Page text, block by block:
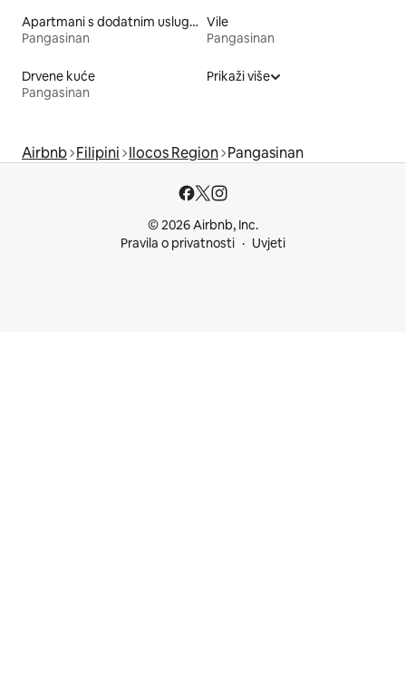
Apartmani s dodatnim uslugama
Pangasinan
Vile
Pangasinan
Drvene kuće
Pangasinan
Prikaži više
Airbnb Filipini Ilocos Region Pangasinan
© 2026 Airbnb, Inc.
Pravila o privatnosti
Uvjeti